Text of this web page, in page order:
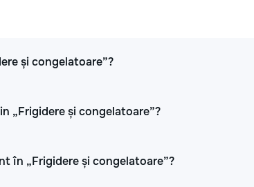
și congelatoare”?
„Frigidere și congelatoare”?
în „Frigidere și congelatoare”?